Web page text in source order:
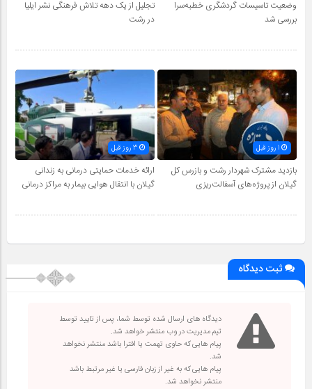
وضعیت تاسیسات گردشگری خطبه‌سرا
بررسی شد
تجلیل از یک دهه تلاش فرهنگی نشر ایلیا
در رشت
1 روز قبل
بازدید مشترک شهردار رشت و بازرس کل
گیلان از پروژه‌های آسفالت‌ریزی
ارائه خدمات حمایتی درمانی به زندانی
گیلان با انتقال هوایی بیمار به مراکز درمانی
ثبت دیدگاه
دیدگاه های ارسال شده توسط شما، پس از تایید توسط
تیم مدیریت در وب منتشر خواهد شد.
پیام هایی که حاوی تهمت یا افترا باشد منتشر نخواهد
شد.
پیام هایی که به غیر از زبان فارسی یا غیر مرتبط باشد
منتشر نخواهد شد.